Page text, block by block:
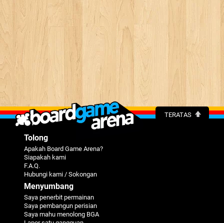
TERATAS
Tolong
Apakah Board Game Arena?
Siapakah kami
F.A.Q.
Hubungi kami / Sokongan
Menyumbang
Saya penerbit permainan
Saya pembangun perisian
Saya mahu menolong BGA